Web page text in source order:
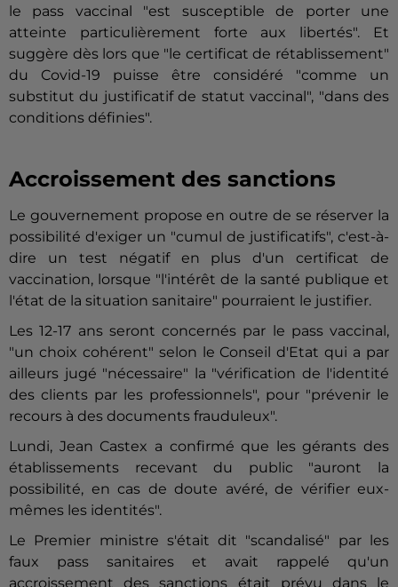
le pass vaccinal "est susceptible de porter une
atteinte particulièrement forte aux libertés". Et
suggère dès lors que "le certificat de rétablissement"
du Covid-19 puisse être considéré "comme un
substitut du justificatif de statut vaccinal", "dans des
conditions définies".
Accroissement des sanctions
Le gouvernement propose en outre de se réserver la
possibilité d'exiger un "cumul de justificatifs", c'est-à-
dire un test négatif en plus d'un certificat de
vaccination, lorsque "l'intérêt de la santé publique et
l'état de la situation sanitaire" pourraient le justifier.
Les 12-17 ans seront concernés par le pass vaccinal,
"un choix cohérent" selon le Conseil d'Etat qui a par
ailleurs jugé "nécessaire" la "vérification de l'identité
des clients par les professionnels", pour "prévenir le
recours à des documents frauduleux".
Lundi, Jean Castex a confirmé que les gérants des
établissements recevant du public "auront la
possibilité, en cas de doute avéré, de vérifier eux-
mêmes les identités".
Le Premier ministre s'était dit "scandalisé" par les
faux pass sanitaires et avait rappelé qu'un
accroissement des sanctions était prévu dans le